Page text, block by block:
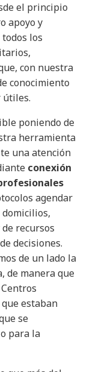
el principio
apoyo y
los
con nuestra
conocimiento
útiles.
poniendo de
herramienta
una atención
conexión
agendar
recursos
decisiones.
de un lado la
de manera que
estaban
se
para la